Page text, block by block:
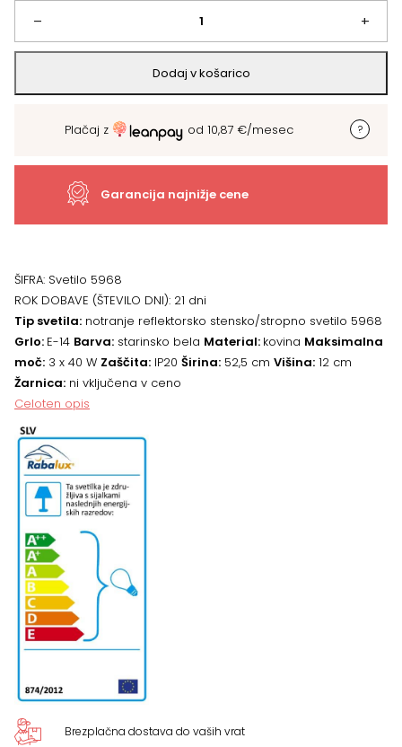
–
Svetilo
5968,
širine
+
Dodaj v košarico
Plačaj z od 10,87 €/mesec
Garancija najnižje cene
ŠIFRA: Svetilo 5968
ROK DOBAVE (ŠTEVILO DNI): 21 dni
Tip svetila: notranje reflektorsko stensko/stropno svetilo 5968
Grlo: E-14 Barva: starinsko bela Material: kovina Maksimalna
moč: 3 x 40 W Zaščita: IP20 Širina: 52,5 cm Višina: 12 cm
Žarnica: ni vključena v ceno
Celoten opis
Brezplačna dostava do vaših vrat